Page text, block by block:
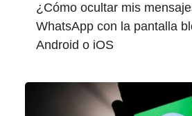
¿Cómo ocultar mis
WhatsApp con la pantalla
Android o iOS